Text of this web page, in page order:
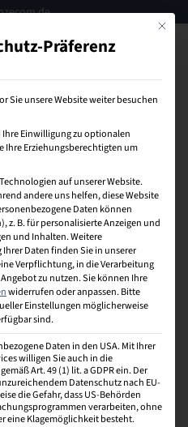
Modell, das häufig auch
wird, wird dem ersten
Verlauf einer Customer
gegeben. Der geringste
zwischen dem ersten
Diejenigen
am ersten und letzten
eine höhere
Kontaktpunkte.
Mit
Präferenz
Sie unsere Website weiter besuchen
Einwilligung zu optionalen
Ihre Erziehungsberechtigten um
auf unserer Website.
andere uns helfen, diese Website
Daten können
z. B. für personalisierte Anzeigen und
und Inhalten.Weitere
Daten finden Sie in unserer
Verpflichtung, in die Verarbeitung
zu nutzen.Sie können Ihre
widerrufen oder anpassen.Bitte
Einstellungen möglicherweise
sind.
Daten in den USA. Mit Ihrer
willigen Sie auch in die
Art. 49 (1) lit. a GDPR ein. Der
Datenschutz nach EU-
die Gefahr, dass US-Behörden
verarbeiten, ohne
eine Klagemöglichkeit besteht.